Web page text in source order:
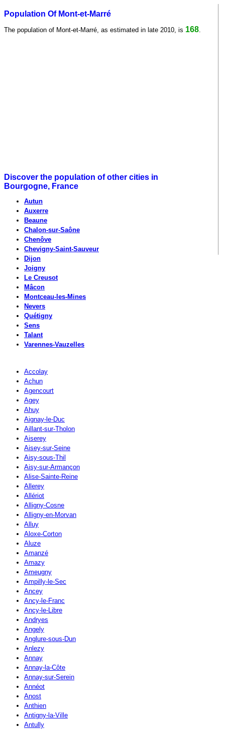
Population Of Mont-et-Marré
The population of Mont-et-Marré, as estimated in late 2010, is 168
Discover the population of other cities in
Bourgogne, France
Autun
Auxerre
Beaune
Chalon-sur-Saône
Chenôve
Chevigny-Saint-Sauveur
Dijon
Joigny
Le Creusot
Mâcon
Montceau-les-Mines
Nevers
Quétigny
Sens
Talant
Varennes-Vauzelles
Accolay
Achun
Agencourt
Agey
Ahuy
Aignay-le-Duc
Aillant-sur-Tholon
Aiserey
Aisey-sur-Seine
Aisy-sous-Thil
Aisy-sur-Armançon
Alise-Sainte-Reine
Allerey
Allériot
Alligny-Cosne
Alligny-en-Morvan
Alluy
Aloxe-Corton
Aluze
Amanzé
Amazy
Ameugny
Ampilly-le-Sec
Ancey
Ancy-le-Franc
Ancy-le-Libre
Andryes
Angely
Anglure-sous-Dun
Anlezy
Annay
Annay-la-Côte
Annay-sur-Serein
Annéot
Anost
Anthien
Antigny-la-Ville
Antully